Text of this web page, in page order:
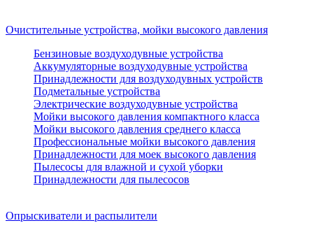
Очистительные устройства, мойки высокого давления
Бензиновые воздуходувные устройства
Аккумуляторные воздуходувные устройства
Принадлежности для воздуходувных устройств
Подметальные устройства
Электрические воздуходувные устройства
Мойки высокого давления компактного класса
Мойки высокого давления среднего класса
Профессиональные мойки высокого давления
Принадлежности для моек высокого давления
Пылесосы для влажной и сухой уборки
Принадлежности для пылесосов
Опрыскиватели и распылители